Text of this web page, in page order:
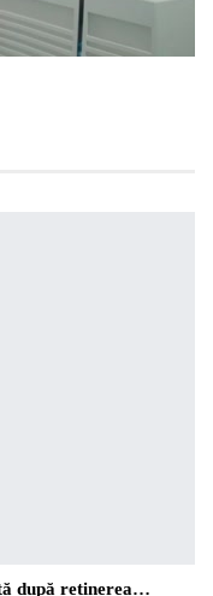
după reținerea…